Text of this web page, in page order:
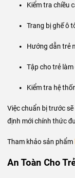
Kiểm tra chiều
Trang bị ghế ô
Hướng dẫn trẻ
Tập cho trẻ
Kiểm tra hệ
Việc chuẩn bị trước
định mới chính thức
Tham khảo sản phẩm
An Toàn Cho